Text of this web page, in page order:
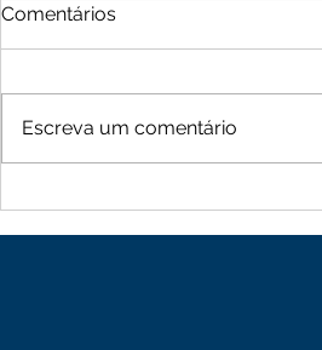
Comentários
Escreva um comentário